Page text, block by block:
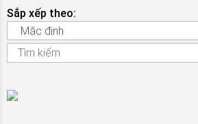
Sắp xếp theo: